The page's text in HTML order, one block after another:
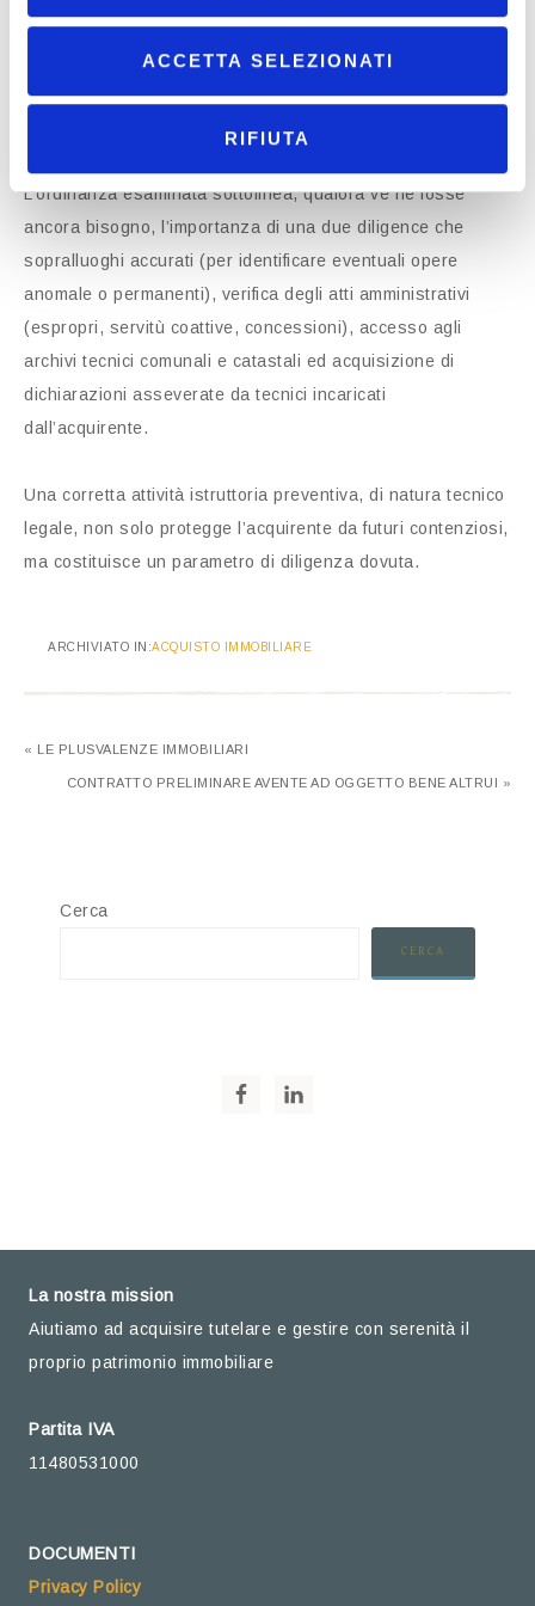
ACCETTA SELEZIONATI
RIFIUTA
che potrebbero far presumere l’esistenza di una servitù,
nonostante eventuali clausole di garanzia, l’acquirente
dovrà attivarsi per eseguire tutte le verifiche (sia fattuali,
L’ordinanza esaminata sottolinea, qualora ve ne fosse
ancora bisogno, l’importanza di una due diligence che
sopralluoghi accurati (per identificare eventuali opere
anomale o permanenti), verifica degli atti amministrativi
(espropri, servitù coattive, concessioni), accesso agli
archivi tecnici comunali e catastali ed acquisizione di
dichiarazioni asseverate da tecnici incaricati
dall’acquirente.
Una corretta attività istruttoria preventiva, di natura tecnico
legale, non solo protegge l’acquirente da futuri contenziosi,
ma costituisce un parametro di diligenza dovuta.
ARCHIVIATO IN:ACQUISTO IMMOBILIARE
« LE PLUSVALENZE IMMOBILIARI
CONTRATTO PRELIMINARE AVENTE AD OGGETTO BENE ALTRUI »
Cerca
CERCA
La nostra mission
Aiutiamo ad acquisire tutelare e gestire con serenità il
proprio patrimonio immobiliare
Partita IVA
11480531000
DOCUMENTI
Privacy Policy